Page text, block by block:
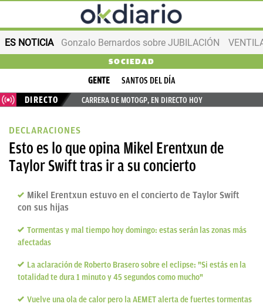
ES NOTICIA Gonzalo Bernardos sobre JUBILACIÓN
SOCIEDAD
GENTE
SANTOS DEL DÍA
DIRECTO
CARRERA DE MOTOGP, EN DIRECTO HOY
DECLARACIONES
Esto es lo que opina Mikel Erentxun de
Taylor Swift tras ir a su concierto
Mikel Erentxun estuvo en el concierto de Taylor Swift
con sus hijas
Tormentas y mal tiempo hoy domingo: estas serán las zonas más
afectadas
La aclaración de Roberto Brasero sobre el eclipse: "Si estás en la
totalidad te dura 1 minuto y 45 segundos como mucho"
Vuelve una ola de calor pero la AEMET alerta de fuertes tormentas